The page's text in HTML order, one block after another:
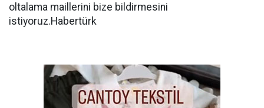
oltalama maillerini bize bildirmesini
istiyoruz.Habertürk